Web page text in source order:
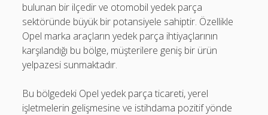
bulunan bir ilçedir ve otomobil yedek parça
sektöründe büyük bir potansiyele sahiptir. Özellikle
Opel marka araçların yedek parça ihtiyaçlarının
karşılandığı bu bölge, müşterilere geniş bir ürün
yelpazesi sunmaktadır.
Bu bölgedeki Opel yedek parça ticareti, yerel
işletmelerin gelişmesine ve istihdama pozitif yönde